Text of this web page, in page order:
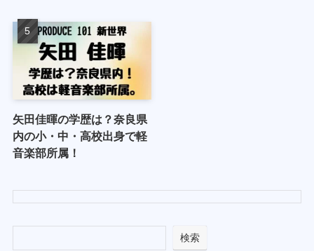
矢田佳暉の学歴は？奈良県
内の小・中・高校出身で軽
音楽部所属！
検索